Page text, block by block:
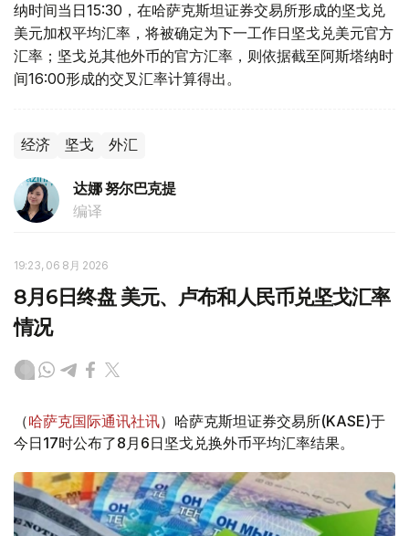
纳时间当日15:30，在哈萨克斯坦证券交易所形成的坚戈兑
美元加权平均汇率，将被确定为下一工作日坚戈兑美元官方
汇率；坚戈兑其他外币的官方汇率，则依据截至阿斯塔纳时
间16:00形成的交叉汇率计算得出。
经济 坚戈 外汇
达娜 努尔巴克提
编译
19:23, 06 8月 2026
8月6日终盘 美元、卢布和人民币兑坚戈汇率
情况
（哈萨克国际通讯社讯）哈萨克斯坦证券交易所(KASE)于
今日17时公布了8月6日坚戈兑换外币平均汇率结果。